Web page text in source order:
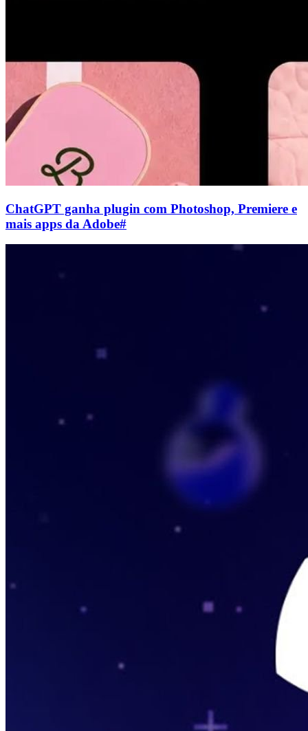
ChatGPT ganha plugin com Photoshop, Premiere e
mais apps da Adobe#